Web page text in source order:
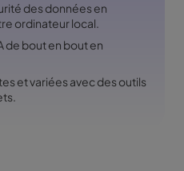
des données en
ordinateur local.
de bout en bout en
et variées avec des outils